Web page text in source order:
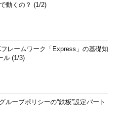
動くの？ (1/2)
レームワーク「Express」の基礎知
ル (1/3)
ループポリシーの“鉄板”設定パート